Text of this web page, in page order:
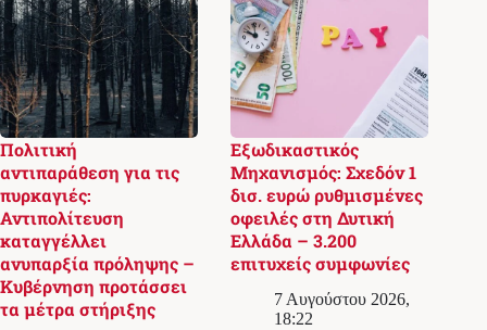
Πολιτική
αντιπαράθεση για τις
πυρκαγιές:
Αντιπολίτευση
καταγγέλλει
ανυπαρξία πρόληψης –
Κυβέρνηση προτάσσει
τα μέτρα στήριξης
Εξωδικαστικός
Μηχανισμός: Σχεδόν 1
δισ. ευρώ ρυθμισμένες
οφειλές στη Δυτική
Ελλάδα – 3.200
επιτυχείς συμφωνίες
7 Αυγούστου 2026,
18:22